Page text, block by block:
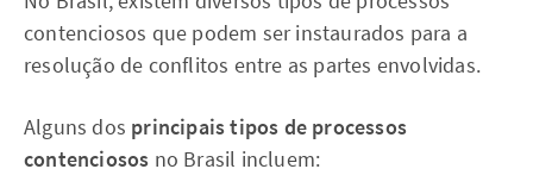
contenciosos que podem ser instaurados para a
resolução de conflitos entre as partes envolvidas.
Alguns dos principais tipos de processos
contenciosos no Brasil incluem: